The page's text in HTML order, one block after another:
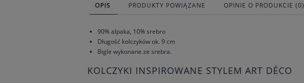
OPIS PRODUKTY POWIĄZANE OPINIE O PRODUKCIE (0)
90% alpaka, 10% srebro
Długość kolczyków ok. 9 cm
Bigle wykonane ze srebra.
KOLCZYKI INSPIROWANE STYLEM ART DÉCO